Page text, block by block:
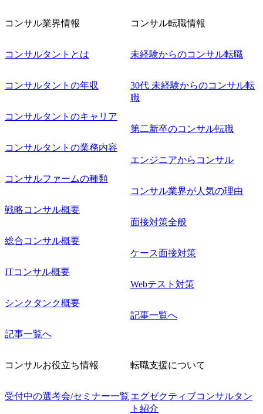
コンサル業界情報
コンサルタントとは
コンサルタントの年収
コンサルタントのキャリア
コンサルタントの業務内容
コンサルファームの種類
戦略コンサル概要
総合コンサル概要
ITコンサル概要
シンクタンク概要
記事一覧へ
コンサル転職情報
未経験からのコンサル転職
30代 未経験からのコンサル転
職
第二新卒のコンサル転職
エンジニアからコンサル
コンサル業界が人気の理由
面接対策全般
ケース面接対策
Webテスト対策
記事一覧へ
コンサルお役立ち情報
受付中の選考会/セミナー一覧
転職支援について
エグゼクティブコンサルタン
ト紹介